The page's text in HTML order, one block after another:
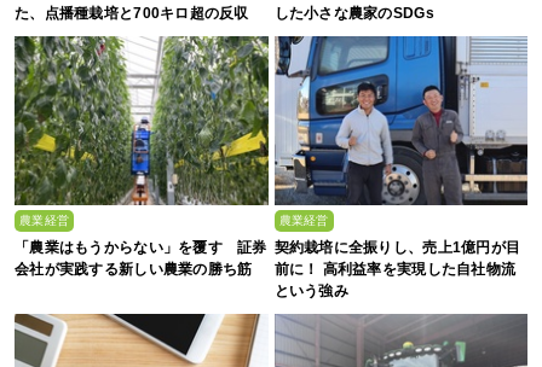
た、点播種栽培と700キロ超の反収 した小さな農家のSDGs
農業経営
「農業はもうからない」を覆す 証券
会社が実践する新しい農業の勝ち筋
農業経営
契約栽培に全振りし、売上1億円が目
前に！ 高利益率を実現した自社物流
という強み